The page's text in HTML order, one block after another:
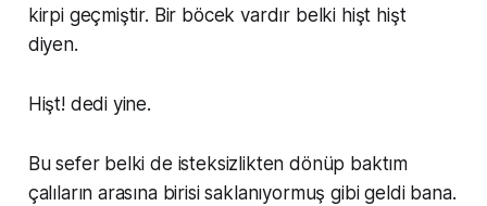
kirpi geçmiştir. Bir böcek vardır belki hişt hişt
diyen.
Hişt! dedi yine.
Bu sefer belki de isteksizlikten dönüp baktım
çalıların arasına birisi saklanıyormuş gibi geldi bana.